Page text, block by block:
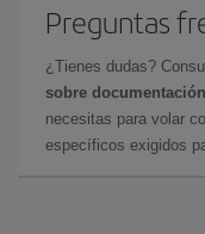
Preguntas
¿Tienes dudas?
sobre documentación
necesitas para volar
específicos exigidos